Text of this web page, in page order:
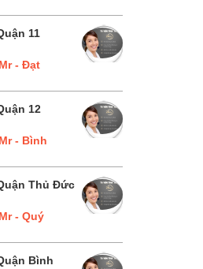
11
Mr - Đạt
12
Mr - Bình
Thủ Đức
Mr - Quý
Bình